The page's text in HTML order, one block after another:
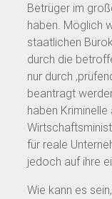
Betrüger im
haben. Möglich
staatlichen
durch die
nur durch
beantragt
haben
für reale
jedoch auf ihre
Wie kann es